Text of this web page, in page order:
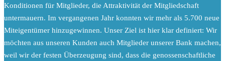
Konditionen für Mitglieder, die Attraktivität der Mitgliedschaft
untermauern. Im vergangenen Jahr konnten wir mehr als 5.700 neue
Miteigentümer hinzugewinnen. Unser Ziel ist hier klar definiert: Wir
möchten aus unseren Kunden auch Mitglieder unserer Bank machen,
weil wir der festen Überzeugung sind, dass die genossenschaftliche